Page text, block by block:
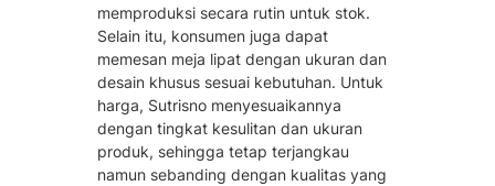
memproduksi secara rutin untuk stok.
Selain itu, konsumen juga dapat
memesan meja lipat dengan ukuran dan
desain khusus sesuai kebutuhan. Untuk
harga, Sutrisno menyesuaikannya
dengan tingkat kesulitan dan ukuran
produk, sehingga tetap terjangkau
namun sebanding dengan kualitas yang